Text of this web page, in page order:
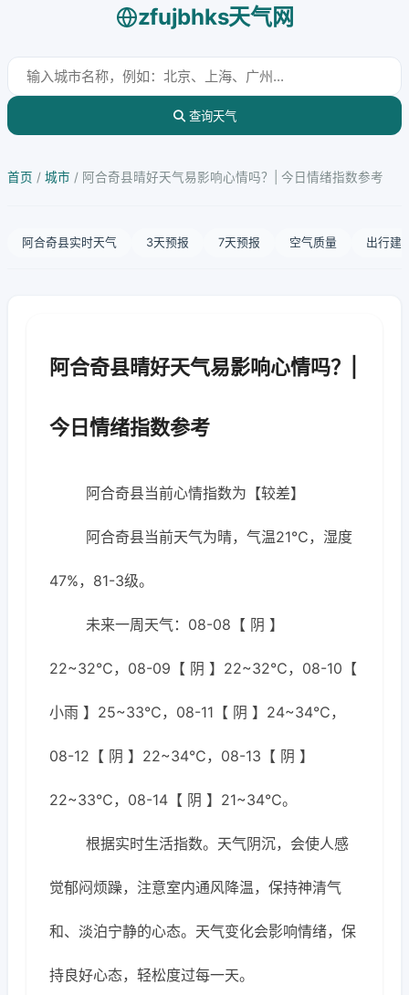
zfujbhks天气网
查询天气
首页 / 城市 / 阿合奇县晴好天气易影响心情吗？| 今日情绪指数参考
阿合奇县实时天气 3天预报 7天预报 空气质量 出行建
阿合奇县晴好天气易影响心情吗？|
今日情绪指数参考
阿合奇县当前心情指数为【较差】
阿合奇县当前天气为晴，气温21℃，湿度
47%，81-3级。
未来一周天气：08-08【 阴 】
22~32℃，08-09【 阴 】22~32℃，08-10【
小雨 】25~33℃，08-11【 阴 】24~34℃，
08-12【 阴 】22~34℃，08-13【 阴 】
22~33℃，08-14【 阴 】21~34℃。
根据实时生活指数。天气阴沉，会使人感
觉郁闷烦躁，注意室内通风降温，保持神清气
和、淡泊宁静的心态。天气变化会影响情绪，保
持良好心态，轻松度过每一天。